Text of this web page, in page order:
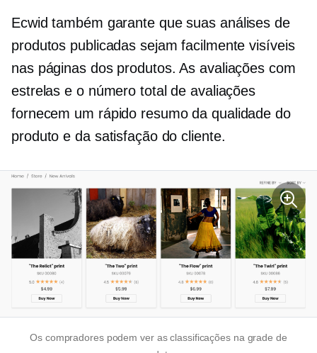
Ecwid também garante que suas análises de
produtos publicadas sejam facilmente visíveis
nas páginas dos produtos. As avaliações com
estrelas e o número total de avaliações
fornecem um rápido resumo da qualidade do
produto e da satisfação do cliente.
Os compradores podem ver as classificações na grade de